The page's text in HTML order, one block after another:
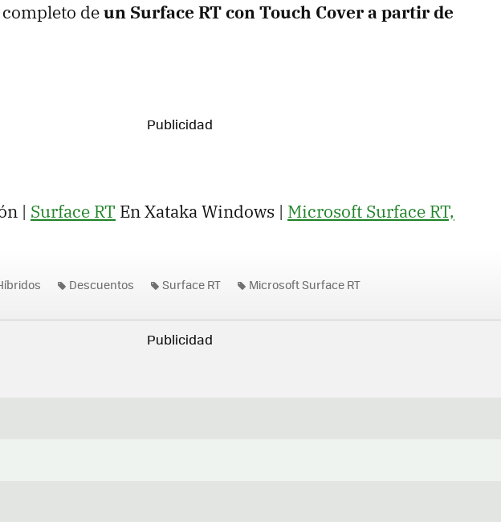
deun Surface RT con Touch Cover a partir de
| Surface RT En Xataka Windows | Microsoft Surface RT,
Descuentos Surface RT Microsoft Surface RT